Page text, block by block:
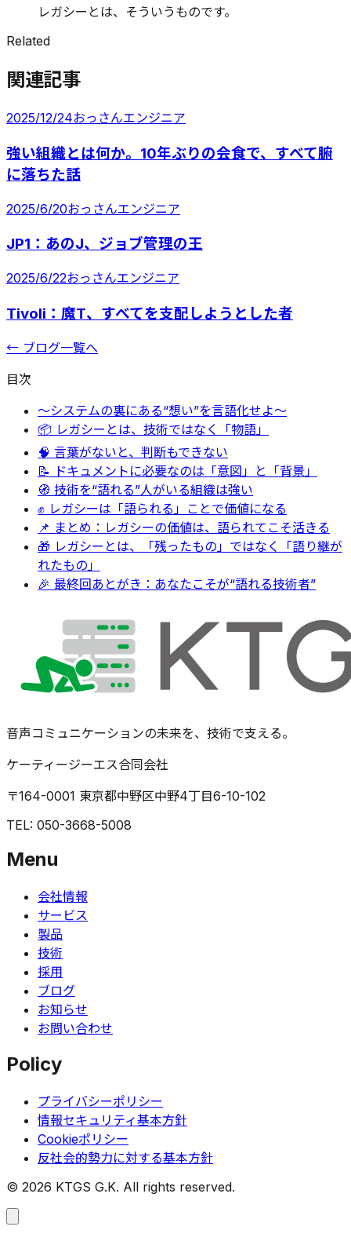
レガシーとは、そういうものです。
Related
関連記事
2025/12/24おっさんエンジニア
強い組織とは何か。10年ぶりの会食で、すべて腑
に落ちた話
2025/6/20おっさんエンジニア
JP1：あのJ、ジョブ管理の王
2025/6/22おっさんエンジニア
Tivoli：魔T、すべてを支配しようとした者
← ブログ一覧へ
目次
〜システムの裏にある“想い”を言語化せよ〜
📦 レガシーとは、技術ではなく「物語」
🧠 言葉がないと、判断もできない
📝 ドキュメントに必要なのは「意図」と「背景」
🧭 技術を“語れる”人がいる組織は強い
✊ レガシーは「語られる」ことで価値になる
📌 まとめ：レガシーの価値は、語られてこそ活きる
🎁 レガシーとは、「残ったもの」ではなく「語り継が
れたもの」
🎉 最終回あとがき：あなたこそが“語れる技術者”
音声コミュニケーションの未来を、技術で支える。
ケーティージーエス合同会社
〒164-0001 東京都中野区中野4丁目6-10-102
TEL: 050-3668-5008
Menu
会社情報
サービス
製品
技術
採用
ブログ
お知らせ
お問い合わせ
Policy
プライバシーポリシー
情報セキュリティ基本方針
Cookieポリシー
反社会的勢力に対する基本方針
© 2026 KTGS G.K. All rights reserved.